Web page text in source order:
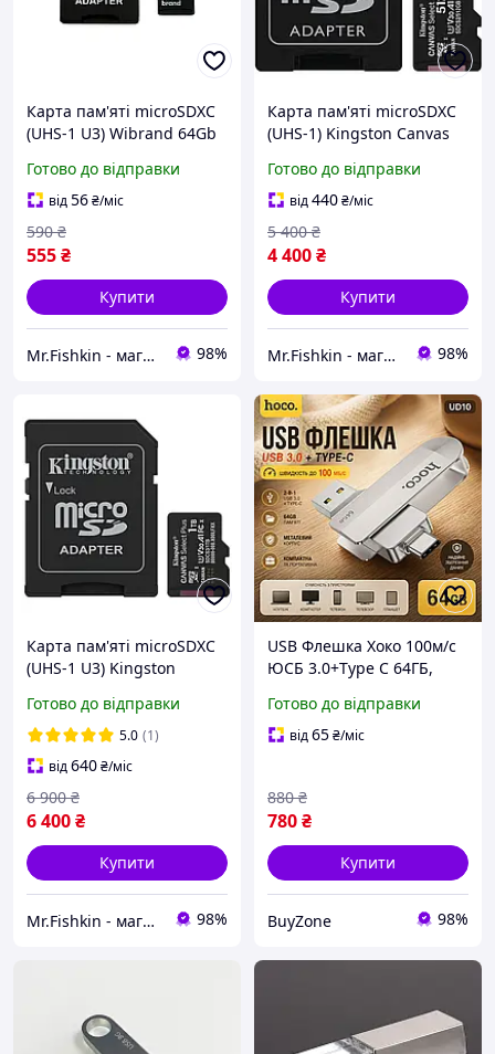
Карта пам'яті microSDXC
(UHS-1 U3) Wibrand 64Gb
Готово до відправки
від56₴/міс
555₴
590 ₴
Купити
Mr.Fishkin - магазин мобільних аксесуарів 98%
Карта пам'яті microSDXC
(UHS-1) Kingston Canvas
А1 (R-100MB/s) (adapter
SD)
Готово до відправки
від440₴/міс
4 400₴
5 400 ₴
Купити
Mr.Fishkin - магазин мобільних аксесуарів 98%
Карта пам'яті microSDXC
(UHS-1 U3) Kingston
1Tb class 10 А1 V30 (R-
150MB/s) (adapter SD)
Готово до відправки
5.0 (1)
від640₴/міс
6 400₴
6 900 ₴
Купити
Mr.Fishkin - магазин мобільних аксесуарів 98%
USB Флешка Хоко 100м/с
ЮСБ 3.0+Type C 64ГБ,
флешка для ноутбука,
телевізора, телефону,
Готово до відправки
від65₴/міс
780₴
880 ₴
Купити
BuyZone 98%